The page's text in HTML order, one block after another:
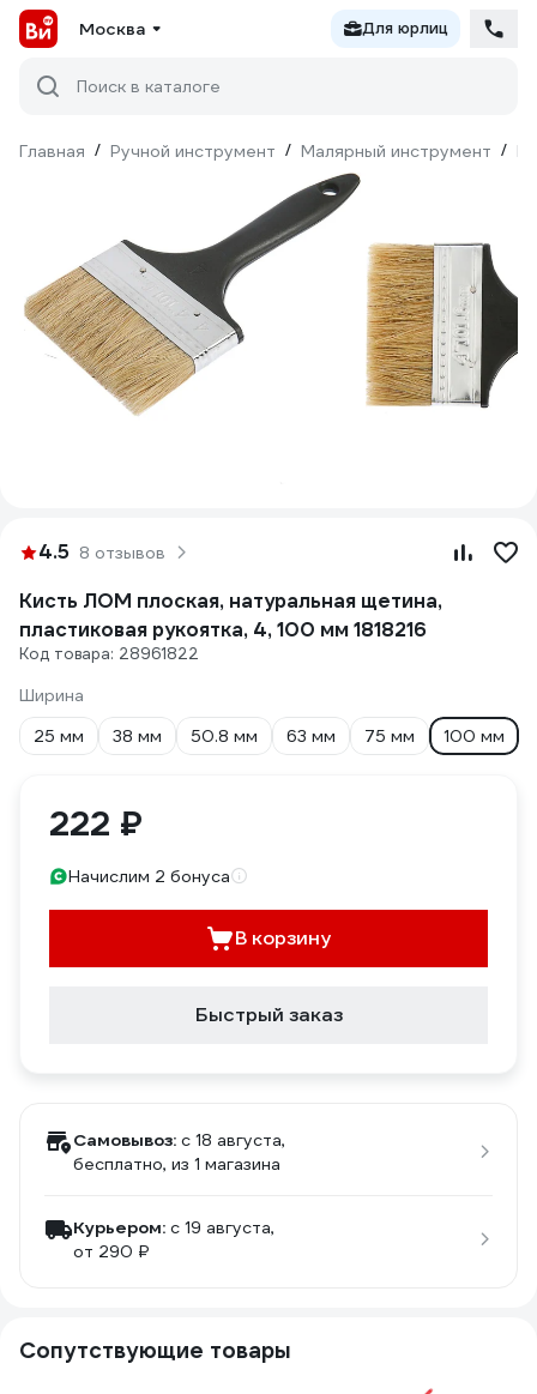
Москва Для юрлиц
Поиск в каталоге
Главная / Ручной инструмент / Малярный инструмент /
4.5 8 отзывов
Кисть ЛОМ плоская, натуральная щетина,
пластиковая рукоятка, 4, 100 мм 1818216
Код товара: 28961822
Ширина
25 мм
38 мм 50.8 мм 63 мм 75 мм 100 мм
222 ₽
Начислим 2 бонуса
В корзину
Быстрый заказ
Самовывоз: c 18 августа,
бесплатно, из 1 магазина
Курьером: c 19 августа,
от 290 ₽
Сопутствующие товары